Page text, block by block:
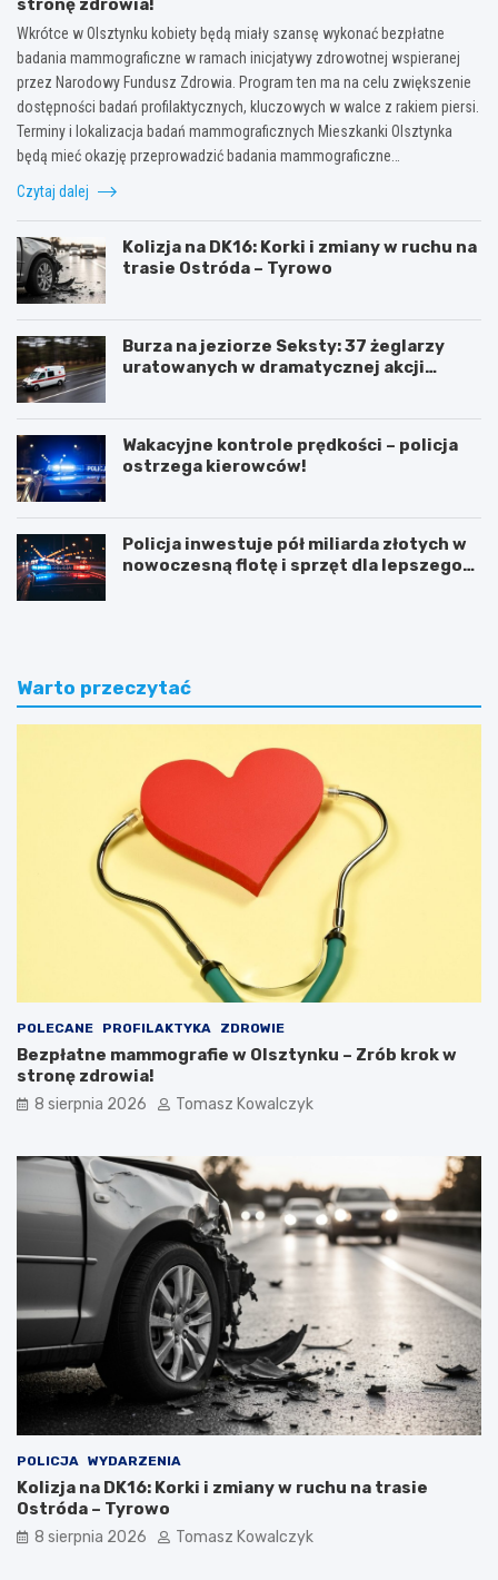
stronę zdrowia!
Wkrótce w Olsztynku kobiety będą miały szansę wykonać bezpłatne
badania mammograficzne w ramach inicjatywy zdrowotnej wspieranej
przez Narodowy Fundusz Zdrowia. Program ten ma na celu zwiększenie
dostępności badań profilaktycznych, kluczowych w walce z rakiem piersi.
Terminy i lokalizacja badań mammograficznych Mieszkanki Olsztynka
będą mieć okazję przeprowadzić badania mammograficzne…
Czytaj dalej
Kolizja na DK16: Korki i zmiany w ruchu na
trasie Ostróda – Tyrowo
Burza na jeziorze Seksty: 37 żeglarzy
uratowanych w dramatycznej akcji
Wakacyjne kontrole prędkości – policja
ostrzega kierowców!
Policja inwestuje pół miliarda złotych w
nowoczesną flotę i sprzęt dla lepszego
Warto przeczytać
POLECANE PROFILAKTYKA ZDROWIE
Bezpłatne mammografie w Olsztynku – Zrób krok w
stronę zdrowia!
8 sierpnia 2026 Tomasz Kowalczyk
POLICJA WYDARZENIA
Kolizja na DK16: Korki i zmiany w ruchu na trasie
Ostróda – Tyrowo
8 sierpnia 2026 Tomasz Kowalczyk